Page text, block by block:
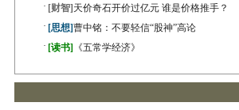
· [财智] 天价奇石开价过亿元 谁是价格推手？
· [思想]曹中铭：不要轻信“股神”高论
· [读书] 《五常学经济》